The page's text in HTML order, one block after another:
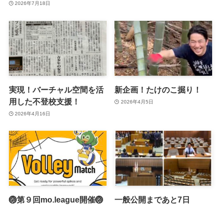
2026年7月18日
実現！バーチャル空間を活
用した不登校支援！
2026年4月16日
新企画！たけのこ掘り！
2026年4月5日
🏐第９回mo.league開催🏐 一般公開まであと7日